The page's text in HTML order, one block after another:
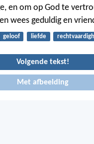
en om op God te
wees geduldig en
geloof liefde
Volgende tekst!
Met afbeelding